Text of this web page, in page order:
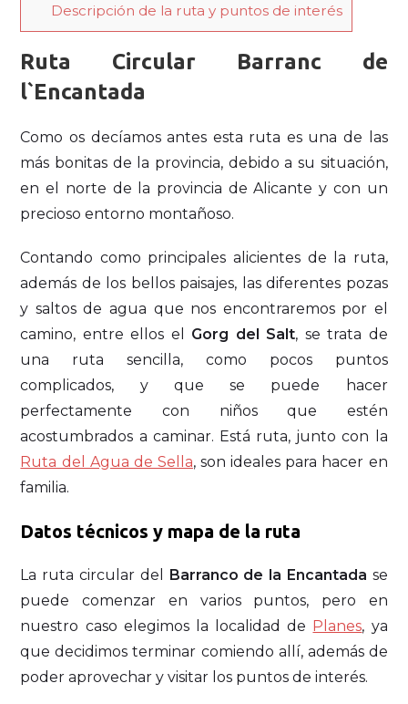
Descripción de la ruta y puntos de interés
Ruta Circular Barranc de
l`Encantada
Como os decíamos antes esta ruta es una de las
más bonitas de la provincia, debido a su situación,
en el norte de la provincia de Alicante y con un
precioso entorno montañoso.
Contando como principales alicientes de la ruta,
además de los bellos paisajes, las diferentes pozas
y saltos de agua que nos encontraremos por el
camino, entre ellos el Gorg del Salt, se trata de
una ruta sencilla, como pocos puntos
complicados, y que se puede hacer
perfectamente con niños que estén
acostumbrados a caminar. Está ruta, junto con la
Ruta del Agua de Sella, son ideales para hacer en
familia.
Datos técnicos y mapa de la ruta
La ruta circular del Barranco de la Encantada se
puede comenzar en varios puntos, pero en
nuestro caso elegimos la localidad de Planes, ya
que decidimos terminar comiendo allí, además de
poder aprovechar y visitar los puntos de interés.